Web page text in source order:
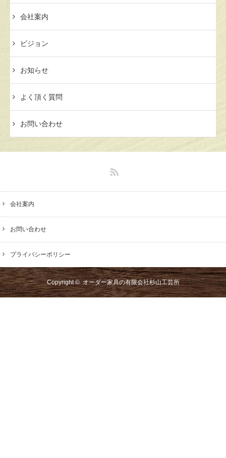
会社案内
ビジョン
お知らせ
よく頂く質問
お問い合わせ
会社案内
お問い合わせ
プライバシーポリシー
Copyright ©オーダー家具の有限会社杉山工芸所